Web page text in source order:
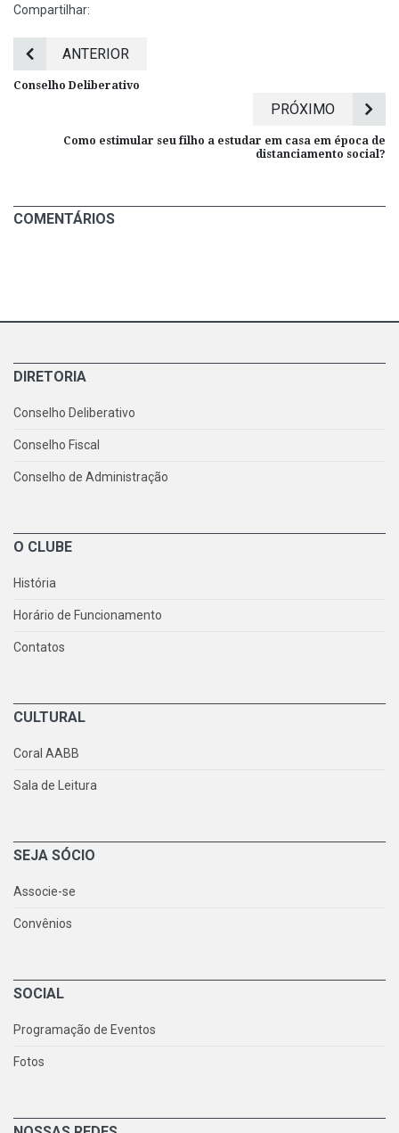
Compartilhar:
ANTERIOR
Conselho Deliberativo
PRÓXIMO
Como estimular seu filho a estudar em casa em época de
distanciamento social?
COMENTÁRIOS
DIRETORIA
Conselho Deliberativo
Conselho Fiscal
Conselho de Administração
O CLUBE
História
Horário de Funcionamento
Contatos
CULTURAL
Coral AABB
Sala de Leitura
SEJA SÓCIO
Associe-se
Convênios
SOCIAL
Programação de Eventos
Fotos